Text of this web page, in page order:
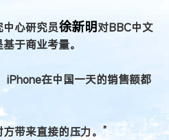
中心研究员徐新明对BBC中文
于商业考量。
iPhone在中国一天的销售额都
带来直接的压力。”